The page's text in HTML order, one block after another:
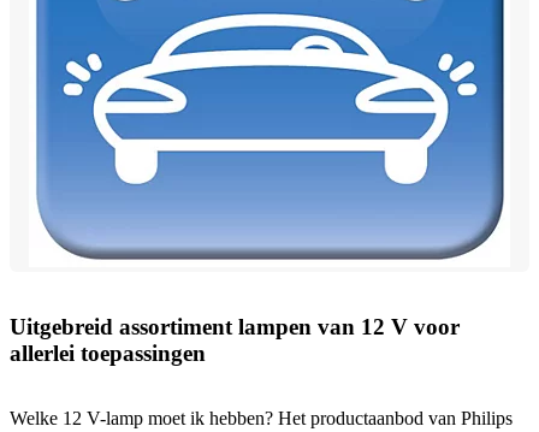
Uitgebreid assortiment lampen van 12 V voor
allerlei toepassingen
Welke 12 V-lamp moet ik hebben? Het productaanbod van Philips